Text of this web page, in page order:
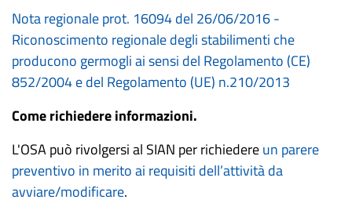
Nota regionale prot. 16094 del 26/06/2016 -
Riconoscimento regionale degli stabilimenti che
producono germogli ai sensi del Regolamento (CE)
852/2004 e del Regolamento (UE) n.210/2013
Come richiedere informazioni.
L'OSA può rivolgersi al SIAN per richiedereun parere
preventivo in merito ai requisiti dell’attività da
avviare/modificare.